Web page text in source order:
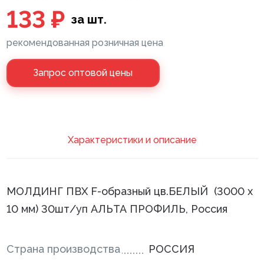
Клей монтажный
Панели МДФ
Сантехника
133 ₽ за шт.
рекомендованная розничная цена
Запрос оптовой цены
Xарактеристики и описание
МОЛДИНГ ПВХ F-образный цв.БЕЛЫЙ (3000 х
10 мм) 30шт/уп АЛЬТА ПРОФИЛЬ, Россия
Страна производства РОССИЯ